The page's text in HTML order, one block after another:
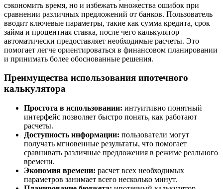
сэкономить время, но и избежать множества ошибок при
сравнении различных предложений от банков. Пользователь
вводит ключевые параметры, такие как сумма кредита, срок
займа и процентная ставка, после чего калькулятор
автоматически предоставляет необходимые расчеты. Это
помогает легче ориентироваться в финансовом планировании
и принимать более обоснованные решения.
Преимущества использования ипотечного
калькулятора
Простота в использовании: интуитивно понятный
интерфейс позволяет быстро понять, как работают
расчеты.
Доступность информации: пользователи могут
получать мгновенные результаты, что помогает
сравнивать различные предложения в режиме реального
времени.
Экономия времени: расчет всех необходимых
параметров занимает всего несколько минут.